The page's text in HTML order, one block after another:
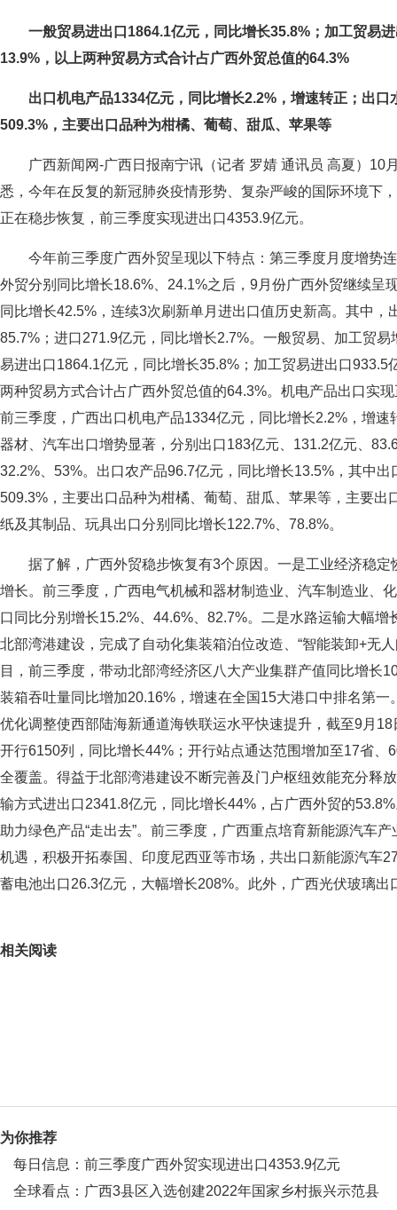
一般贸易进出口1864.1亿元，同比增长35.8%；加工贸易
13.9%，以上两种贸易方式合计占广西外贸总值的64.3%
出口机电产品1334亿元，同比增长2.2%，增速转正；出口
509.3%，主要出口品种为柑橘、葡萄、甜瓜、苹果等
广西新闻网-广西日报南宁讯（记者 罗婧 通讯员 高夏）10
悉，今年在反复的新冠肺炎疫情形势、复杂严峻的国际环境下
正在稳步恢复，前三季度实现进出口4353.9亿元。
今年前三季度广西外贸呈现以下特点：第三季度月度增势
外贸分别同比增长18.6%、24.1%之后，9月份广西外贸继续呈
同比增长42.5%，连续3次刷新单月进出口值历史新高。其中，
85.7%；进口271.9亿元，同比增长2.7%。一般贸易、加工贸
易进出口1864.1亿元，同比增长35.8%；加工贸易进出口933.5
两种贸易方式合计占广西外贸总值的64.3%。机电产品出口实
前三季度，广西出口机电产品1334亿元，同比增长2.2%，增速
器材、汽车出口增势显著，分别出口183亿元、131.2亿元、
32.2%、53%。出口农产品96.7亿元，同比增长13.5%，其中
509.3%，主要出口品种为柑橘、葡萄、甜瓜、苹果等，主要出
纸及其制品、玩具出口分别同比增长122.7%、78.8%。
据了解，广西外贸稳步恢复有3个原因。一是工业经济稳
增长。前三季度，广西电气机械和器材制造业、汽车制造业、
口同比分别增长15.2%、44.6%、82.7%。二是水路运输大幅增
北部湾港建设，完成了自动化集装箱泊位改造、“智能装卸+无
目，前三季度，带动北部湾经济区八大产业集群产值同比增长
装箱吞吐量同比增加20.16%，增速在全国15大港口中排名第一
优化调整使西部陆海新通道海铁联运水平快速提升，截至9月
开行6150列，同比增长44%；开行站点通达范围增加至17省、
全覆盖。得益于北部湾港建设不断完善及门户枢纽效能充分释
输方式进出口2341.8亿元，同比增长44%，占广西外贸的
助力绿色产品“走出去”。前三季度，广西重点培育新能源汽车
机遇，积极开拓泰国、印度尼西亚等市场，共出口新能源汽车
蓄电池出口26.3亿元，大幅增长208%。此外，广西光伏玻璃出
相关阅读
为你推荐
每日信息：前三季度广西外贸实现进出口4353.9亿元
全球看点：广西3县区入选创建2022年国家乡村振兴示范县